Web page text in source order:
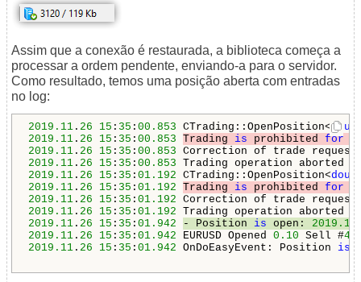
Assim que a conexão é restaurada, a biblioteca começa a
processar a ordem pendente, enviando-a para o servidor.
Como resultado, temos uma posição aberta com entradas
no log:
2019.11 . 26 15 : 35 : 00.853 CTrading::OpenPosition<
2019.11 . 26 15 : 35 : 00.853 Trading is prohibited for
2019.11 . 26 15 : 35 : 00.853
2019.11 . 26 15 : 35 : 00.853
2019.11 . 26 15 : 35 : 01.192 CTrading::OpenPosition<
2019.11 . 26 15 : 35 : 01.192 Trading is prohibited for
2019.11 . 26 15 : 35 : 01.192
2019.11 . 26 15 : 35 : 01.192
2019.11 . 26 15 : 35 : 01.942 - Position is open: 2019.11
2019.11 . 26 15 : 35 : 01.942 EURUSD Opened 0.10 Sell #
2019.11 . 26 15 : 35 : 01.942 OnDoEasyEvent: Position is